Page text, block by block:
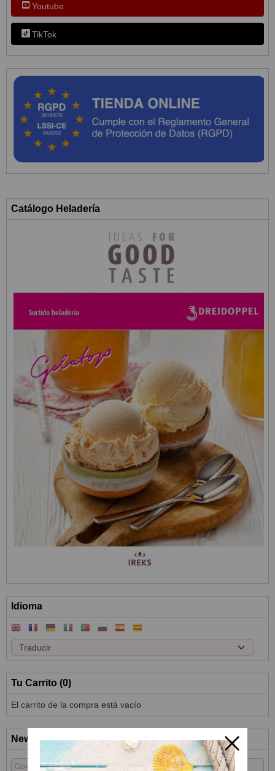
Youtube
TikTok
Catálogo Heladería
Idioma
Tu Carrito (0)
El carrito de la compra está vacío
Newsletter